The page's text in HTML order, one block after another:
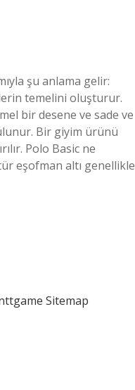
şu anlama gelir:
temelini oluşturur.
bir desene ve sade ve
Bir giyim ürünü
Polo Basic ne
eşofman altı genellikle
Sitemap